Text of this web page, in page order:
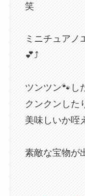
笑
ミニチュアノ
💕⤴︎
ツンツン🐾し
クンクンした
美味しいか咥
素敵な宝物が